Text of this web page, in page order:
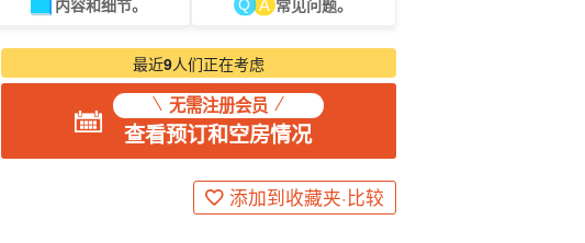
内容和细节。 常见问题。
最近9人们正在考虑
无需注册会员
查看预订和空房情况
添加到收藏夹·比较